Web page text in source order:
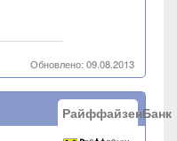
Обновлено: 09.08.2013
РайффайзенБанк